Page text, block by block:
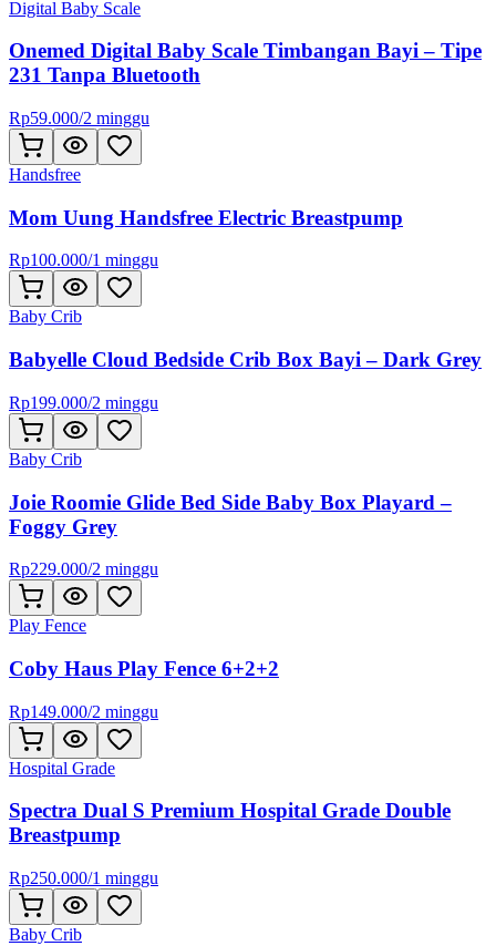
Digital Baby Scale
Onemed Digital Baby Scale Timbangan Bayi – Tipe
231 Tanpa Bluetooth
Rp59.000/2 minggu
Handsfree
Mom Uung Handsfree Electric Breastpump
Rp100.000/1 minggu
Baby Crib
Babyelle Cloud Bedside Crib Box Bayi – Dark Grey
Rp199.000/2 minggu
Baby Crib
Joie Roomie Glide Bed Side Baby Box Playard –
Foggy Grey
Rp229.000/2 minggu
Play Fence
Coby Haus Play Fence 6+2+2
Rp149.000/2 minggu
Hospital Grade
Spectra Dual S Premium Hospital Grade Double
Breastpump
Rp250.000/1 minggu
Baby Crib